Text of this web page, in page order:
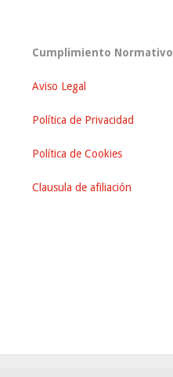
Cumplimiento Normativo
Aviso Legal
Política de Privacidad
Política de Cookies
Clausula de afiliación